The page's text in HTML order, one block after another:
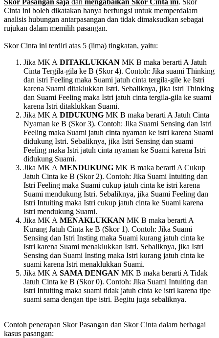
Cinta ini boleh dikatakan hanya berfungsi untuk memperdalam
analisis hubungan antarpasangan dan tidak dimaksudkan sebagai
rujukan dalam memilih pasangan.
Skor Cinta ini terdiri atas 5 (lima) tingkatan, yaitu:
Jika MK A DITAKLUKKAN MK B maka berarti A Jatuh
Cinta Tergila-gila ke B (Skor 4). Contoh: Jika suami Thinking
dan istri Feeling maka Suami jatuh cinta tergila-gile ke Istri
karena Suami ditaklukkan Istri. Sebaliknya, jika istri Thinking
dan Suami Feeling maka Istri jatuh cinta tergila-gila ke suami
karena Istri ditaklukkan Suami.
Jika MK A DIDUKUNG MK B maka berarti A Jatuh Cinta
Nyaman ke B (Skor 3). Contoh: Jika Suami Sensing dan Istri
Feeling maka Suami jatuh cinta nyaman ke istri karena Suami
didukung Istri. Sebaliknya, jika Istri Sensing dan suami
Feeling maka Istri jatuh cinta nyaman ke Suami karena Istri
didukung Suami.
Jika MK A MENDUKUNG MK B maka berarti A Cukup
Jatuh Cinta ke B (Skor 2). Contoh: Jika Suami Intuiting dan
Istri Feeling maka Suami cukup jatuh cinta ke istri karena
Suami mendukung Istri. Sebaliknya, jika Suami Feeling dan
Istri Intuiting maka Istri cukup jatuh cinta ke Suami karena
Istri mendukung Suami.
Jika MK A MENAKLUKKAN MK B maka berarti A
Kurang Jatuh Cinta ke B (Skor 1). Contoh: Jika Suami
Sensing dan Istri Insting maka Suami kurang jatuh cinta ke
Istri karena Suami menaklukkan Istri. Sebaliknya, jika Istri
Sensing dan Suami Insting maka Istri kurang jatuh cinta ke
suami karena Istri menaklukkan Suami.
Jika MK A SAMA DENGAN MK B maka berarti A Tidak
Jatuh Cinta ke B (Skor 0). Contoh: Jika Suami Intuiting dan
Istri Intuiting maka suami tidak jatuh cinta ke istri karena tipe
suami sama dengan tipe istri. Begitu juga sebaliknya.
Contoh penerapan Skor Pasangan dan Skor Cinta dalam berbagai
kasus pasangan: